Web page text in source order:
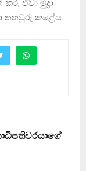
ඒවා මුද්‍රා
තහවුරු කළේය.